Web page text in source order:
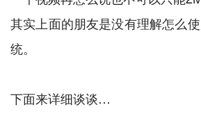
其实上面的朋友是没有理解怎么
统。
下面来详细谈谈…